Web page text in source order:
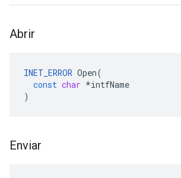
Abrir
INET_ERROR Open(
const char *intfName
)
Enviar